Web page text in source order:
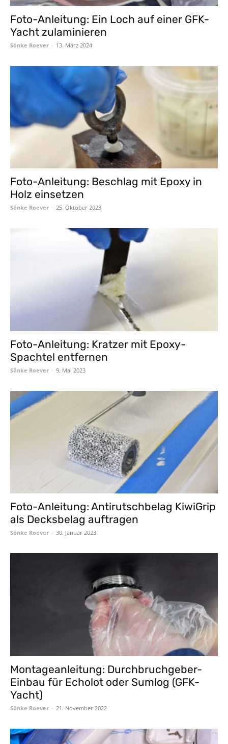
Foto-Anleitung: Ein Loch auf einer GFK-
Yacht zulaminieren
Sönke Roever - 13. März 2024
Foto-Anleitung: Beschlag mit Epoxy in
Holz einsetzen
Sönke Roever - 25. Oktober 2023
Foto-Anleitung: Kratzer mit Epoxy-
Spachtel entfernen
Sönke Roever - 9. Mai 2023
Foto-Anleitung: Antirutschbelag KiwiGrip
als Decksbelag auftragen
Sönke Roever - 30. Januar 2023
Montageanleitung: Durchbruchgeber-
Einbau für Echolot oder Sumlog (GFK-
Yacht)
Sönke Roever - 21. November 2022